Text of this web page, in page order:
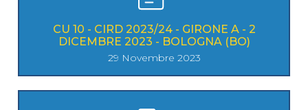
CU 10 - CIRD 2023/24 - GIRONE A - 2
DICEMBRE 2023 - BOLOGNA (BO)
29 Novembre 2023